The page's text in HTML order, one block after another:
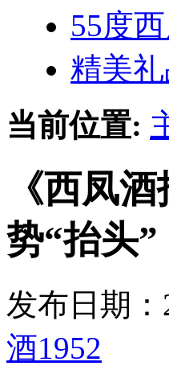
55度
精美
当前位置:
《西凤
势“抬头”
发布日期：
酒1952